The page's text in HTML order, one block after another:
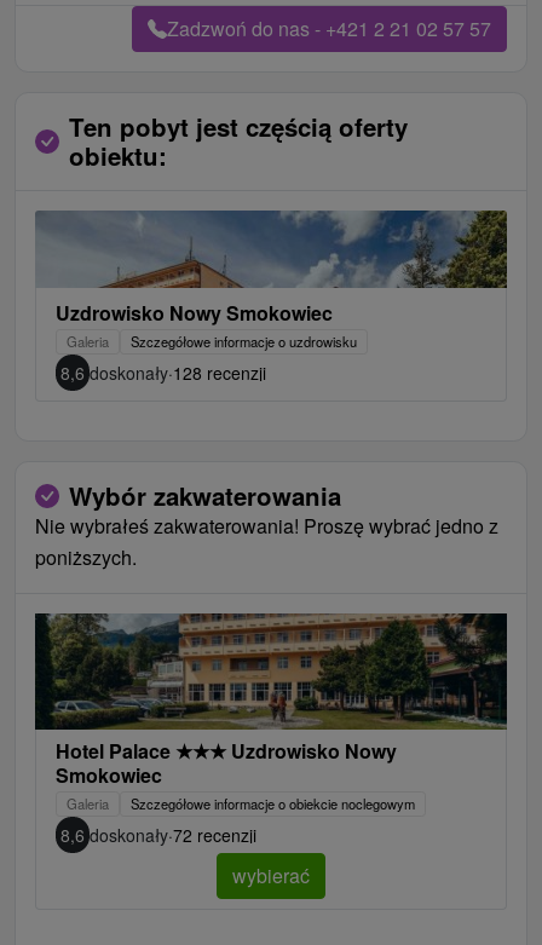
Zadzwoń do nas - +421 2 21 02 57 57
Ten pobyt jest częścią oferty
obiektu:
Uzdrowisko Nowy Smokowiec
Galeria Szczegółowe informacje o uzdrowisku
8,6 doskonały·128 recenzji
Wybór zakwaterowania
Nie wybrałeś zakwaterowania! Proszę wybrać jedno z
poniższych.
Hotel Palace ★★★ Uzdrowisko Nowy
Smokowiec
Galeria Szczegółowe informacje o obiekcie noclegowym
8,6 doskonały·72 recenzji
wybierać